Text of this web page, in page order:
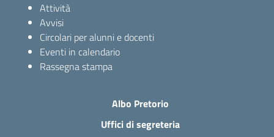
Attività
Avvisi
Circolari per alunni e docenti
Eventi in calendario
Rassegna stampa
Albo Pretorio
Uffici di segreteria